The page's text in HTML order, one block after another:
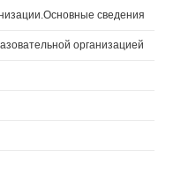
сведения
организацией